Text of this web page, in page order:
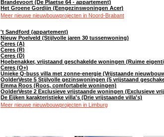
Brandevoort (De Plaetse 64 - appartement)
Het Groene Gordijn (Eengezinswoningen Acer)
Meer nieuwe nieuwbouwprojecten in Noord-Brabant
't Sandford (appartement)
Nieuw Poelveld (Stijlvolle jaren 30 tussenwoning)
Ceres (A)
Ceres (R)
Ceres (D)
Hoebenakker, vrijstaand geschakelde woningen (Ruime
Ceres (O+)
Unieke Q-buss villa met zonne-energie (Vrijstaande
OolderVeste 5 Stijlvolle gezinswoningen (5 vrijstaand
Emma Roos (Roos, comfortabele woningen)
OolderVeste 2 Exclusieve vrijstaande woningen (Exclusieve
De Eijken karakteristieke villa's (Drie vrijstaande villa's)
Meer nieuwe nieuwbouwprojecten in Limburg